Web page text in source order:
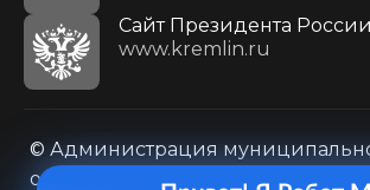
Cайт Президента России
www.kremlin.ru
© Администрация
образования городского округа